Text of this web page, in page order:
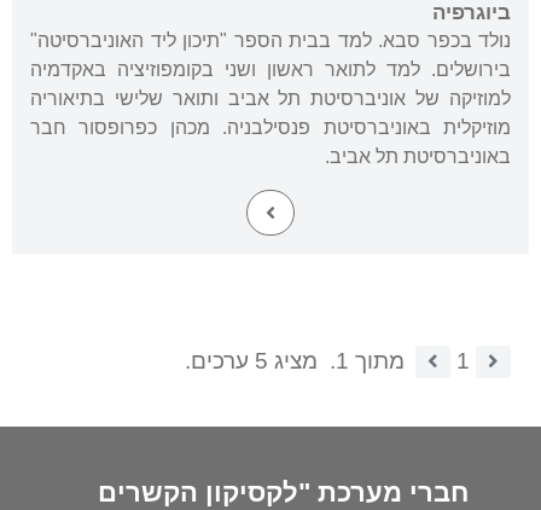
ביוגרפיה
נולד בכפר סבא. למד בבית הספר "תיכון ליד האוניברסיטה"
בירושלים. למד לתואר ראשון ושני בקומפוזיציה באקדמיה
למוזיקה של אוניברסיטת תל אביב ותואר שלישי בתיאוריה
מוזיקלית באוניברסיטת פנסילבניה. מכהן כפרופסור חבר
באוניברסיטת תל אביב.
1 מתוך 1. מציג 5 ערכים.
חברי מערכת "לקסיקון הקשרים